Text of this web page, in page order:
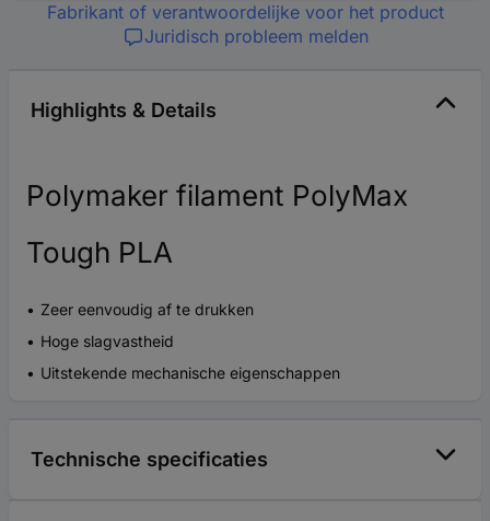
Fabrikant of verantwoordelijke voor het product
Juridisch probleem melden
Highlights & Details
Polymaker filament PolyMax
Tough PLA
Zeer eenvoudig af te drukken
Hoge slagvastheid
Uitstekende mechanische eigenschappen
Technische specificaties